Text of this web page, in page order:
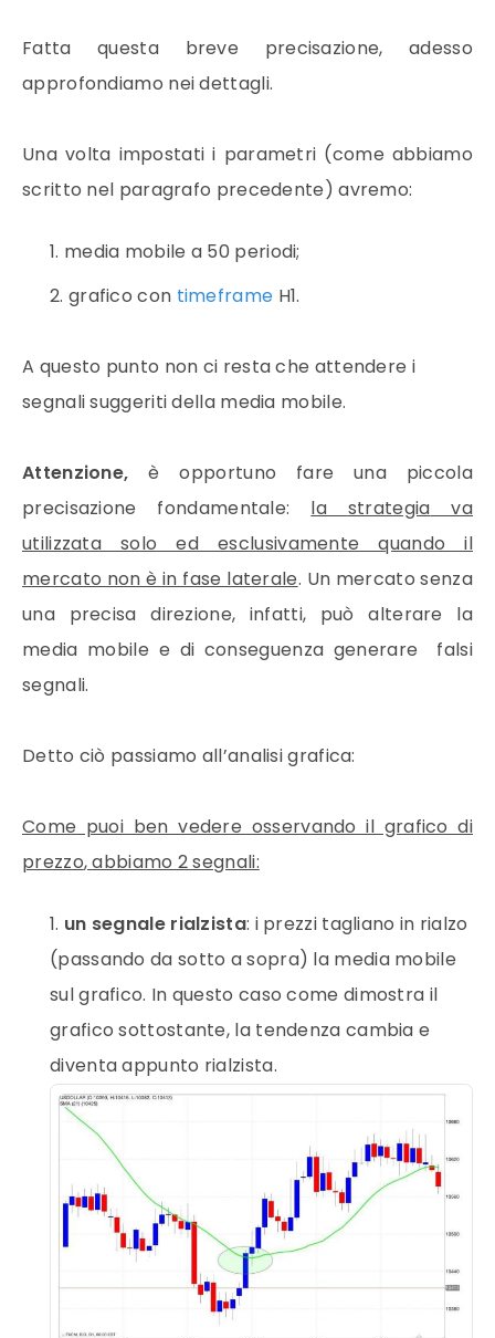
Fatta questa breve precisazione, adesso
approfondiamo nei dettagli.
Una volta impostati i parametri (come abbiamo
scritto nel paragrafo precedente) avremo:
media mobile a 50 periodi;
grafico con timeframe H1.
A questo punto non ci resta che attendere i
segnali suggeriti della media mobile.
Attenzione, è opportuno fare una piccola
precisazione fondamentale: la strategia va
utilizzata solo ed esclusivamente quando il
mercato non è in fase laterale. Un mercato senza
una precisa direzione, infatti, può alterare la
media mobile e di conseguenza generare falsi
segnali.
Detto ciò passiamo all’analisi grafica:
Come puoi ben vedere osservando il grafico di
prezzo, abbiamo 2 segnali:
un segnale rialzista: i prezzitagliano in rialzo
(passando da sotto a sopra) la media mobile
sul grafico. In questo caso come dimostra il
grafico sottostante, la tendenza cambia e
diventa appunto rialzista.